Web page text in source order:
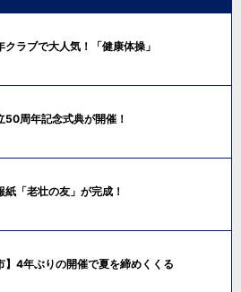
クラブで大人気！「健康体操」
50周年記念式典が開催！
紙「老壮の友」が完成！
】4年ぶりの開催で夏を締めくくる